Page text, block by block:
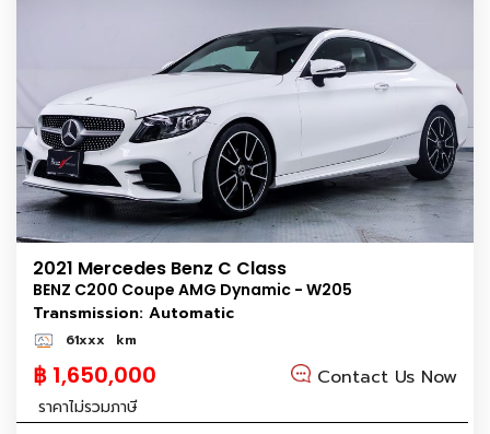
2021 Mercedes Benz C Class
BENZ C200 Coupe AMG Dynamic - W205
Transmission: Automatic
61xxx km
฿ 1,650,000 Contact Us Now
ราคาไม่รวมภาษี